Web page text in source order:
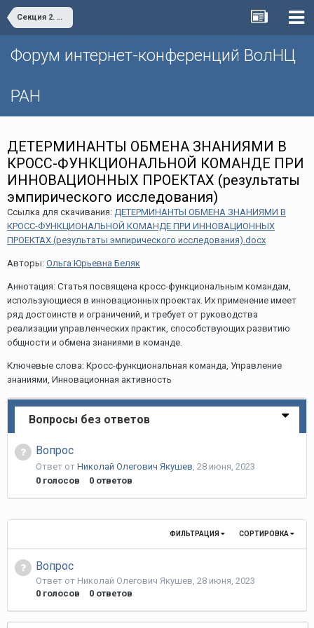
Секция 2. Инфраструктурное обеспечение научно-технологического развития территорий и проблемы организации инновационной деятельности в реальном секторе экономики
Форум интернет-конференций ВолНЦ
РАН
ДЕТЕРМИНАНТЫ ОБМЕНА ЗНАНИЯМИ В
КРОСС-ФУНКЦИОНАЛЬНОЙ КОМАНДЕ ПРИ
ИННОВАЦИОННЫХ ПРОЕКТАХ (результаты
эмпирического исследования)
Ссылка для скачивания: ДЕТЕРМИНАНТЫ ОБМЕНА ЗНАНИЯМИ В
КРОСС-ФУНКЦИОНАЛЬНОЙ КОМАНДЕ ПРИ ИННОВАЦИОННЫХ
ПРОЕКТАХ (результаты эмпирического исследования).docx
Авторы: Ольга Юрьевна Беляк
Аннотация: Статья посвящена кросс-функциональным командам,
использующиеся в инновационных проектах. Их применение имеет
ряд достоинств и ограничений, и требует от руководства
реализации управленческих практик, способствующих развитию
общности и обмена знаниями в команде.
Ключевые слова: Кросс-функциональная команда, Управление
знаниями, Инновационная активность
Вопросы без ответов
Вопрос
Ответ от Николай Олегович Якушев, 28 июня, 2023
0 голосов 0 ответов
СОРТИРОВКА
ФИЛЬТРАЦИЯ
Вопрос
Ответ от Николай Олегович Якушев 28 июня, 2023
0 голосов 0 ответов